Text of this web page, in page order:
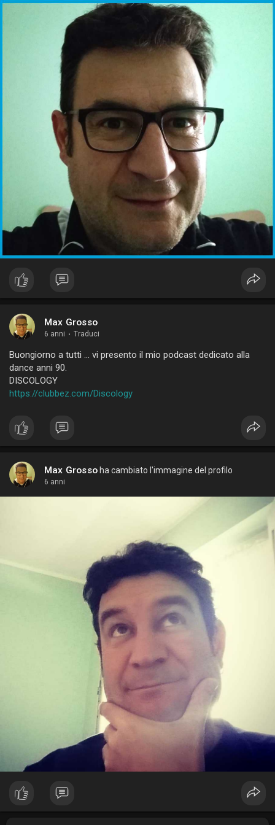
Max Grosso
6 anni · Traduci
Buongiorno a tutti ... vi presento il mio podcast dedicato alla
dance anni 90.
DISCOLOGY
https://clubbez.com/Discology
Max Grosso ha cambiato l'immagine del profilo
6 anni